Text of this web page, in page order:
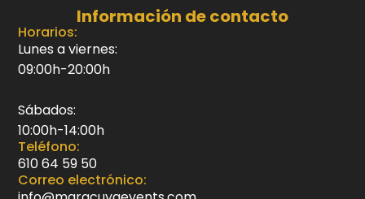
Información de contacto
Horarios:
Lunes a viernes:
09:00h-20:00h
Sábados:
10:00h-14:00h
Teléfono:
610 64 59 50
Correo electrónico: